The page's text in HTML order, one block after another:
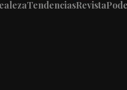
TendenciasRevista